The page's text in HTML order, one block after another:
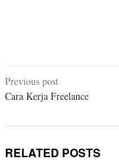
Post
navigation
Previous post
Cara Kerja Freelance
RELATED POSTS